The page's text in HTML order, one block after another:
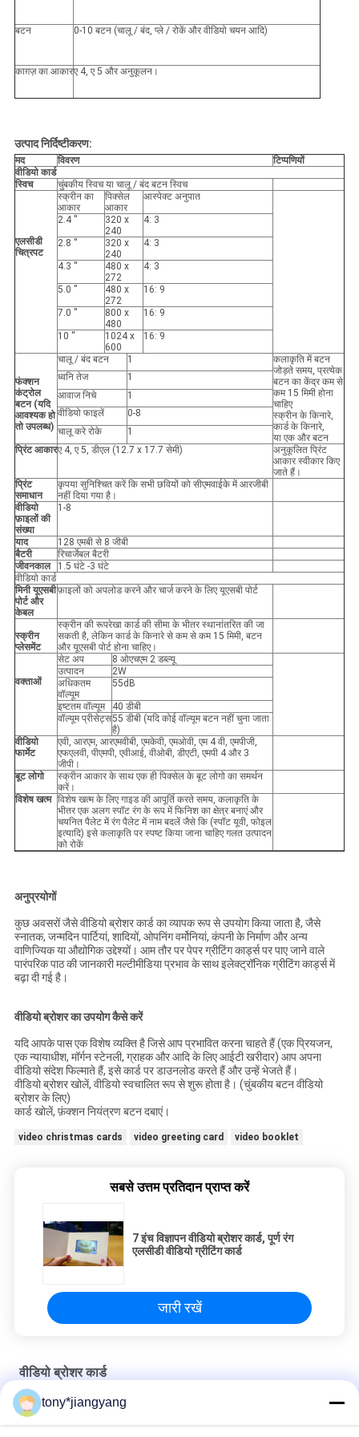
बटन 0-10 बटन (चालू / बंद, प्ले / रोकें और वीडियो चयन आदि)
काग़ज़ का आकारए 4, ए 5 और अनुकूलन।
उत्पाद निर्दिष्टीकरण:
मद विवरण
टिप्पणियों
वीडियो कार्ड
स्विच
चुंबकीय स्विच या चालू / बंद बटन स्विच
एलसीडी
चित्रपट
स्क्रीन का
आकार
पिक्सेल
आकार
आस्पेक्ट अनुपात
2.4 ''
320 x
240
4: 3
2.8 ''
320 x
240
4: 3
4.3 ''
480 x
272
4: 3
5.0 ''
480 x
272
16: 9
7.0 ''
800 x
480
16: 9
10 ''
1024 x
600
16: 9
फंक्शन
कंट्रोल
बटन (यदि
आवश्यक हो
तो उपलब्ध)
चालू / बंद बटन 1
कलाकृति में बटन
जोड़ते समय, प्रत्येक
बटन का केंद्र कम से
कम 15 मिमी होना
चाहिए
स्क्रीन के किनारे,
कार्ड के किनारे,
या एक और बटन
ध्वनि तेज
1
आवाज निचे
1
वीडियो फाइलें
0-8
चालू करे रोके
1
प्रिंट आकारए 4, ए 5, डीएल (12.7 x 17.7 सेमी)
अनुकूलित प्रिंट
आकार स्वीकार किए
जाते हैं।
प्रिंट
समाधान
कृपया सुनिश्चित करें कि सभी छवियों को सीएमवाईके में आरजीबी
नहीं दिया गया है।
वीडियो
फ़ाइलों की
संख्या
1-8
याद
128 एमबी से 8 जीबी
बैटरी
रिचार्जेबल बैटरी
जीवनकाल
1.5 घंटे -3 घंटे
वीडियो कार्ड
मिनी यूएसबी
पोर्ट और
केबल
फ़ाइलों को अपलोड करने और चार्ज करने के लिए यूएसबी पोर्ट
स्क्रीन
प्लेसमेंट
स्क्रीन की रूपरेखा कार्ड की सीमा के भीतर स्थानांतरित की जा
सकती है, लेकिन कार्ड के किनारे से कम से कम 15 मिमी, बटन
और यूएसबी पोर्ट होना चाहिए।
वक्ताओं
सेट अप
8 ओएचएम 2 डब्ल्यू
उत्पादन
2W
अधिकतम
वॉल्यूम
55dB
इष्टतम वॉल्यूम
40 डीबी
वॉल्यूम प्रीसेट्स55 डीबी (यदि कोई वॉल्यूम बटन नहीं चुना जाता
है)
वीडियो
फार्मेट
एवी, आरएम, आरएमवीबी, एमकेवी, एमओवी, एम 4 वी, एमपीजी,
एफएलवी, पीएमपी, एवीआई, वीओबी, डीएटी, एमपी 4 और 3
जीपी।
बूट लोगो
स्क्रीन आकार के साथ एक ही पिक्सेल के बूट लोगो का समर्थन
करें।
विशेष खत्म विशेष खत्म के लिए गाइड की आपूर्ति करते समय, कलाकृति के
भीतर एक अलग स्पॉट रंग के रूप में फिनिश का क्षेत्र बनाएं और
चयनित पैलेट में रंग पैलेट में नाम बदलें जैसे कि (स्पॉट यूवी, फोइल
इत्यादि) इसे कलाकृति पर स्पष्ट किया जाना चाहिए गलत उत्पादन
को रोकें
अनुप्रयोगों
कुछ अवसरों जैसे वीडियो ब्रोशर कार्ड का व्यापक रूप से उपयोग किया जाता है, जैसे
स्नातक, जन्मदिन पार्टियां, शादियों, ओपनिंग वर्मोनियां, कंपनी के निर्माण और अन्य
वाणिज्यिक या औद्योगिक उद्देश्यों। आम तौर पर पेपर ग्रीटिंग कार्ड्स पर पाए जाने वाले
पारंपरिक पाठ की जानकारी मल्टीमीडिया प्रभाव के साथ इलेक्ट्रॉनिक ग्रीटिंग कार्ड्स में
बढ़ा दी गई है।
वीडियो ब्रोशर का उपयोग कैसे करें
यदि आपके पास एक विशेष व्यक्ति है जिसे आप प्रभावित करना चाहते हैं (एक प्रियजन,
एक न्यायाधीश, मॉर्गन स्टेनली, ग्राहक और आदि के लिए आईटी खरीदार) आप अपना
वीडियो संदेश फिल्माते हैं, इसे कार्ड पर डाउनलोड करते हैं और उन्हें भेजते हैं।
वीडियो ब्रोशर खोलें, वीडियो स्वचालित रूप से शुरू होता है। (चुंबकीय बटन वीडियो
ब्रोशर के लिए)
कार्ड खोलें, फ़ंक्शन नियंत्रण बटन दबाएं।
video christmas cards video greeting card video booklet
सबसे उत्तम प्रतिदान प्राप्त करें
7 इंच विज्ञापन वीडियो ब्रोशर कार्ड, पूर्ण रंग
एलसीडी वीडियो ग्रीटिंग कार्ड
जारी रखें
वीडियो ब्रोशर कार्ड
पोर्ट्रेट लैंडस्केप 4.3 इंच वीडियो ब्रोशर कार्ड गतिविधि के लिए वेडिंग आमंत्रण कार्ड
tony*jiangyang